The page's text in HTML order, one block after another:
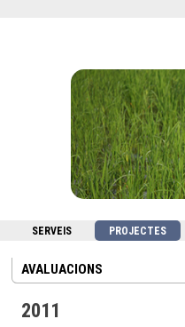
SERVEIS PROJECTES
AVALUACIONS
2011